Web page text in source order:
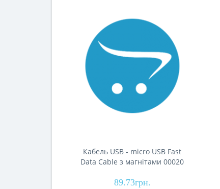
Кабель USB - micro USB Fast
Data Cable з магнітами 00020
89.73грн.